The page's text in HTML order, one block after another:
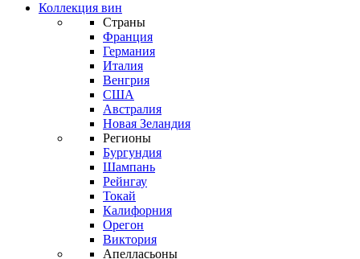
Коллекция вин
Страны
Франция
Германия
Италия
Венгрия
США
Австралия
Новая Зеландия
Регионы
Бургундия
Шампань
Рейнгау
Токай
Калифорния
Орегон
Виктория
Апелласьоны